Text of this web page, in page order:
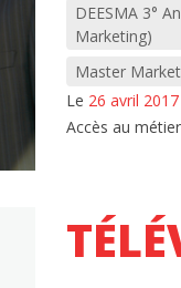
DEESMA 3°
Marketing)
Master
Le 26 avril 2017
Accès au